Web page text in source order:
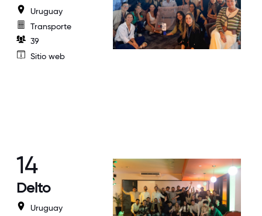
Uruguay
Transporte
39
Sitio web
14
Delto
Uruguay